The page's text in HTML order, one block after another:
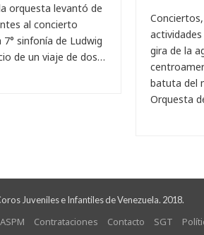
orquesta levantó de
al concierto
7° sinfonía de Ludwig
de un viaje de dos…
gira de la
batuta del
Orquesta
Juveniles e Infantiles de Venezuela. 2018.
Contrataciones Contacto SGT